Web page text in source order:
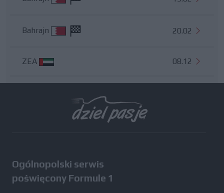
Bahrajn 20.02
ZEA 08.12
Ogólnopolski serwis
poświęcony Formule 1